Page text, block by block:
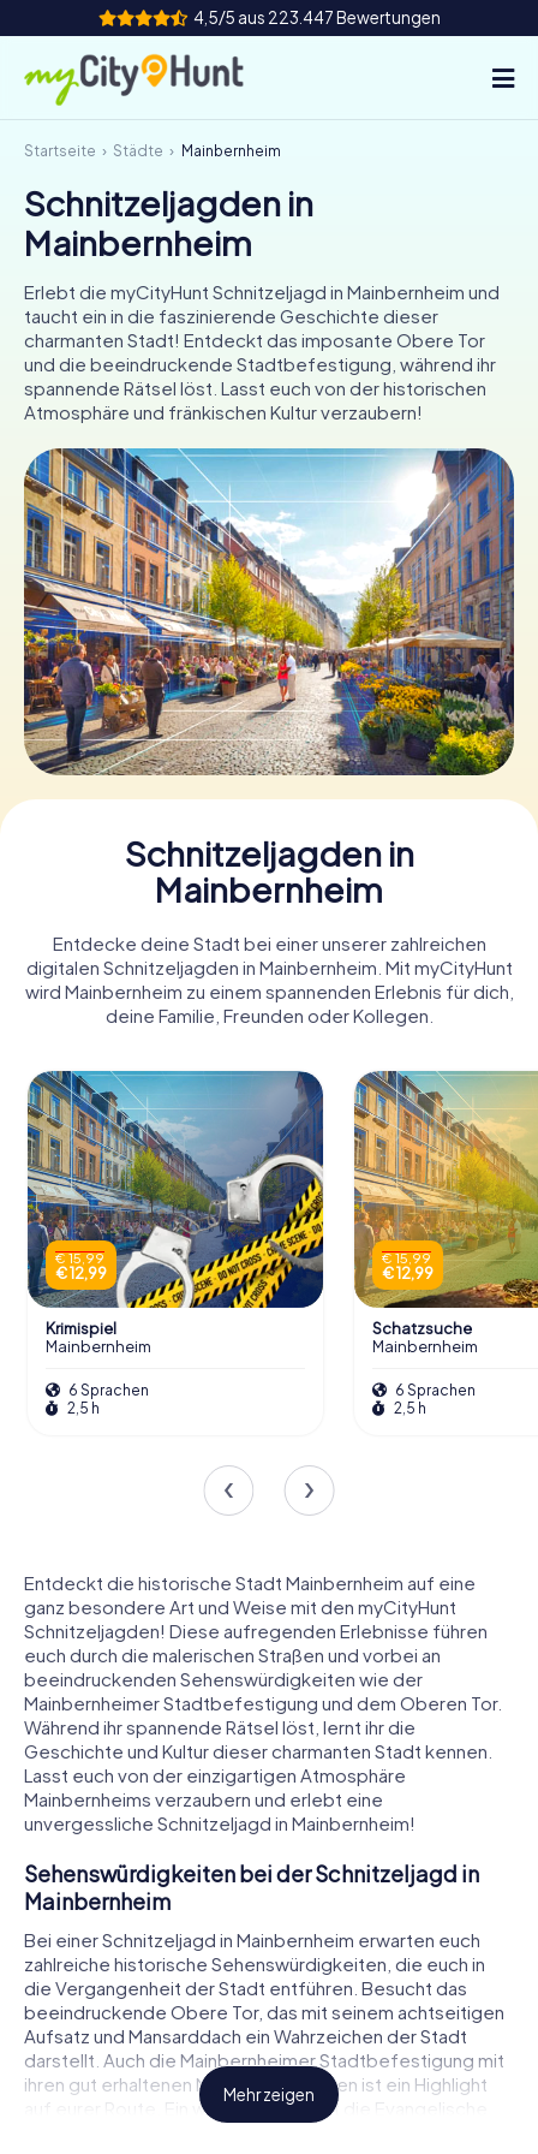
4,5/5 aus 223.447 Bewertungen
So funktioniert's
Städte
Teamevent
Tickets
ES
FR UK
IT
NL
Tickets buchen
Gutscheine bestellen
Startseite Städte Mainbernheim
Schnitzeljagden in
Mainbernheim
Erlebt die myCityHunt Schnitzeljagd in Mainbernheim und
taucht ein in die faszinierende Geschichte dieser
charmanten Stadt! Entdeckt das imposante Obere Tor
und die beeindruckende Stadtbefestigung, während ihr
spannende Rätsel löst. Lasst euch von der historischen
Atmosphäre und fränkischen Kultur verzaubern!
Schnitzeljagden in
Mainbernheim
Entdecke deine Stadt bei einer unserer zahlreichen
digitalen Schnitzeljagden in Mainbernheim. Mit myCityHunt
wird Mainbernheim zu einem spannenden Erlebnis für dich,
deine Familie, Freunden oder Kollegen.
€ 15,99
€ 12,99
Krimispiel
Mainbernheim
6 Sprachen
2,5 h
€ 15,99
€ 12,99
Schatzsuche
Mainbernheim
6 Sprachen
2,5 h
Entdeckt die historische Stadt Mainbernheim auf eine
ganz besondere Art und Weise mit den myCityHunt
Schnitzeljagden! Diese aufregenden Erlebnisse führen
euch durch die malerischen Straßen und vorbei an
beeindruckenden Sehenswürdigkeiten wie der
Mainbernheimer Stadtbefestigung und dem Oberen Tor.
Während ihr spannende Rätsel löst, lernt ihr die
Geschichte und Kultur dieser charmanten Stadt kennen.
Lasst euch von der einzigartigen Atmosphäre
Mainbernheims verzaubern und erlebt eine
unvergessliche Schnitzeljagd in Mainbernheim!
Sehenswürdigkeiten bei der Schnitzeljagd in
Mainbernheim
Bei einer Schnitzeljagd in Mainbernheim erwarten euch
zahlreiche historische Sehenswürdigkeiten, die euch in
die Vergangenheit der Stadt entführen. Besucht das
beeindruckende Obere Tor, das mit seinem achtseitigen
Aufsatz und Mansarddach ein Wahrzeichen der Stadt
darstellt. Auch die Mainbernheimer Stadtbefestigung mit
ihren gut erhaltenen Mauern und Türmen ist ein Highlight
auf eurer Route. Ein weiteres Muss ist die Evangelische
Mehr zeigen